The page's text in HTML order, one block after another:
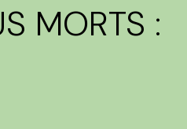
MORTS :